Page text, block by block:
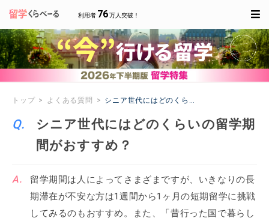
利用者 76万人突破！
トップ よくある質問 シニア世代にはどのくらいの留学期間がおすす
シニア世代にはどのくらいの留学期
間がおすすめ？
留学期間は人によってさまざまですが、いきなりの長
期滞在が不安な方は1週間から1ヶ月の短期留学に挑戦
してみるのもおすすめ。また、「昔行った国で暮らし